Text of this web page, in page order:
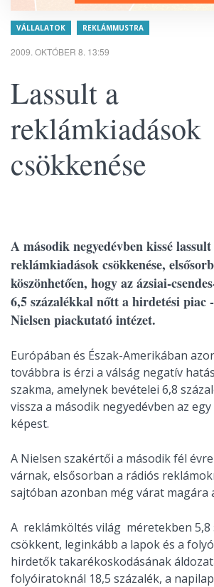
VÁLLALATOK REKLÁMMUSTRA
2009. OKTÓBER 8. 13:59
Lassult a
reklámkiadások
csökkenése
A második negyedévben kissé
reklámkiadások csökkenése,
köszönhetően, hogy az ázsiai-
6,5 százalékkal nőtt a hirdetési piac
Nielsen piackutató intézet.
Európában és Észak-Amerikában
továbbra is érzi a válság negatív
szakma, amelynek bevételei 6,8
vissza a második negyedévben az
képest.
A Nielsen szakértői a második fél
várnak, elsősorban a rádiós
sajtóban azonban még várat magára
A reklámköltés világ méretekben 5,8
csökkent, leginkább a lapok és a
hirdetők takarékoskodásának
folyóiratoknál 18,5 százalék, a